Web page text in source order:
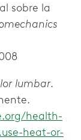
sobre la
lumbar.
health-
heat-or-